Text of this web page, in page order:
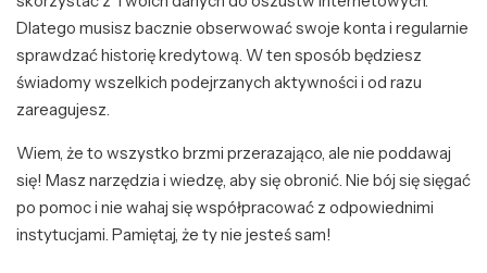
Dlatego musisz bacznie obserwować swoje konta i regularnie
sprawdzać historię kredytową. W ten sposób będziesz
świadomy wszelkich podejrzanych aktywności i od razu
zareagujesz.
Wiem, że to wszystko brzmi przerazająco, ale nie poddawaj
się! Masz narzędzia i wiedzę, aby się obronić. Nie bój się sięgać
po pomoc i nie wahaj się współpracować z odpowiednimi
instytucjami. Pamiętaj, że ty nie jesteś sam!